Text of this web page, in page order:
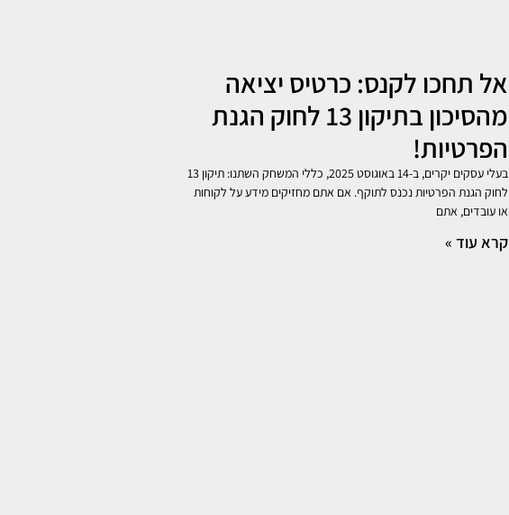
אל תחכו לקנס: כרטיס יציאה
מהסיכון בתיקון 13 לחוק הגנת
הפרטיות!
בעלי עסקים יקרים, ב-14 באוגוסט 2025, כללי המשחק השתנו: תיקון 13
לחוק הגנת הפרטיות נכנס לתוקף. אם אתם מחזיקים מידע על לקוחות
או עובדים, אתם
קרא עוד »